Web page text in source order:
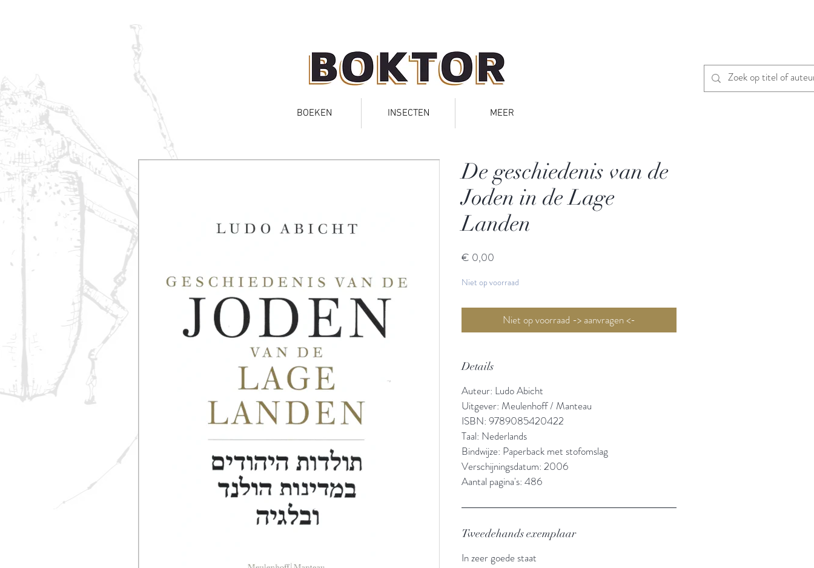
BOEKEN INSECTEN MEER
De geschiedenis van de
Joden in de Lage
Landen
€ 0,00
Niet op voorraad
Niet op voorraad -> aanvragen <-
Details
Auteur: Ludo Abicht
Uitgever: Meulenhoff / Manteau
ISBN: 9789085420422
Taal: Nederlands
Bindwijze: Paperback met stofomslag
Verschijningsdatum: 2006
Aantal pagina's: 486
Tweedehands exemplaar
In zeer goede staat